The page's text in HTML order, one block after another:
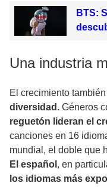
BTS:
Una industria
El crecimiento
diversidad. Géneros
reguetón lideran el
canciones en 16
mundial, el doble que
El español , en
los idiomas más